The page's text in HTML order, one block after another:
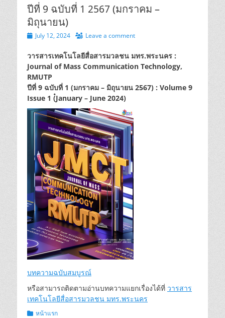
ปีที่ 9 ฉบับที่ 1 2567 (มกราคม –
มิถุนายน)
PostedJuly 12, 2024 Leave a comment
วารสารเทคโนโลยีสื่อสารมวลชน มทร.พระนคร :
Journal of Mass Communication Technology,
RMUTP
ปีที่ 9 ฉบับที่ 1 (มกราคม – มิถุนายน 2567) : Volume 9
Issue 1 (๋January – June 2024)
บทความฉบับสมบูรณ์
หรือสามารถติดตามอ่านบทความแยกเรื่องได้ที่ วารสาร
เทคโนโลยีสื่อสารมวลชน มทร.พระนคร
Categories
หน้าแรก